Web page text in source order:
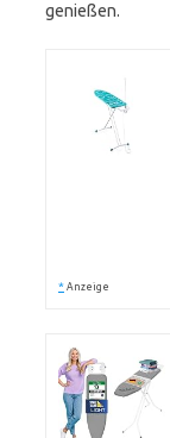
genießen.
* Anzeige